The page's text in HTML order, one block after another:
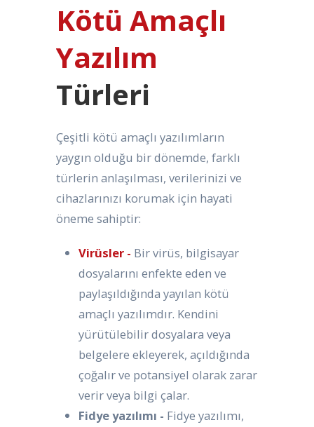
Kötü Amaçlı
Yazılım
Türleri
Çeşitli kötü amaçlı yazılımların
yaygın olduğu bir dönemde, farklı
türlerin anlaşılması, verilerinizi ve
cihazlarınızı korumak için hayati
öneme sahiptir:
Virüsler - Bir virüs, bilgisayar
dosyalarını enfekte eden ve
paylaşıldığında yayılan kötü
amaçlı yazılımdır. Kendini
yürütülebilir dosyalara veya
belgelere ekleyerek, açıldığında
çoğalır ve potansiyel olarak zarar
verir veya bilgi çalar.
Fidye yazılımı - Fidye yazılımı,